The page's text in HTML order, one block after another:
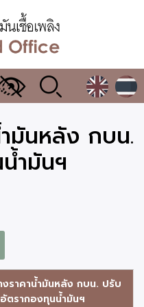
นู
เปลี่ยน
ดงมันหลัง กบน.
ำมันฯ
งราคาน้ำมันหลัง กบน. ปรับ
อัตรากองทุนน้ำมันฯ